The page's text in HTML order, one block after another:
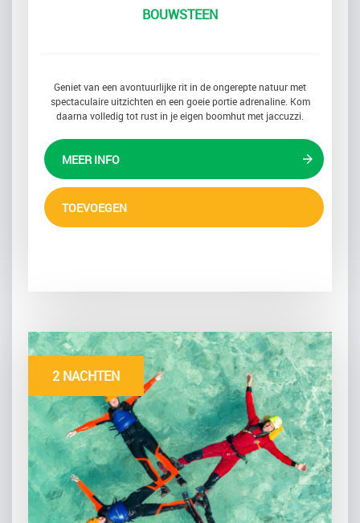
BOUWSTEEN
Geniet van een avontuurlijke rit in de ongerepte natuur met
spectaculaire uitzichten en een goeie portie adrenaline. Kom
daarna volledig tot rust in je eigen boomhut met jaccuzzi.
MEER INFO
TOEVOEGEN
2 NACHTEN